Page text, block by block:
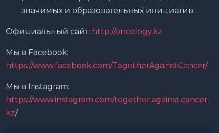
значимых и образовательных инициатив.
Официальный сайт: http://oncology.kz
Мы в Facebook:
https://www.facebook.com/TogetherAgainstCancer/
Мы в Instagram:
https://www.instagram.com/together.against.cancer.
kz/